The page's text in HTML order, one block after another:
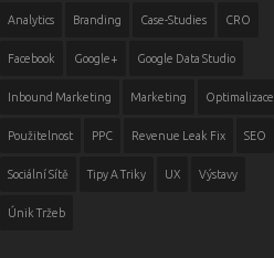
Analytics Branding Case-Studies CRO
Facebook Google+ Google Data Studio
Inbound Marketing Marketing Optimalizace
Použitelnost PPC Revenue Leak Fix SEO
Sociální Sítě Tipy A Triky UX Výstavy
Únik Tržeb